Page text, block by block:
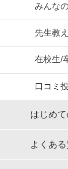
みんな
先生教
在校生/
口コミ
はじめ
よくあ